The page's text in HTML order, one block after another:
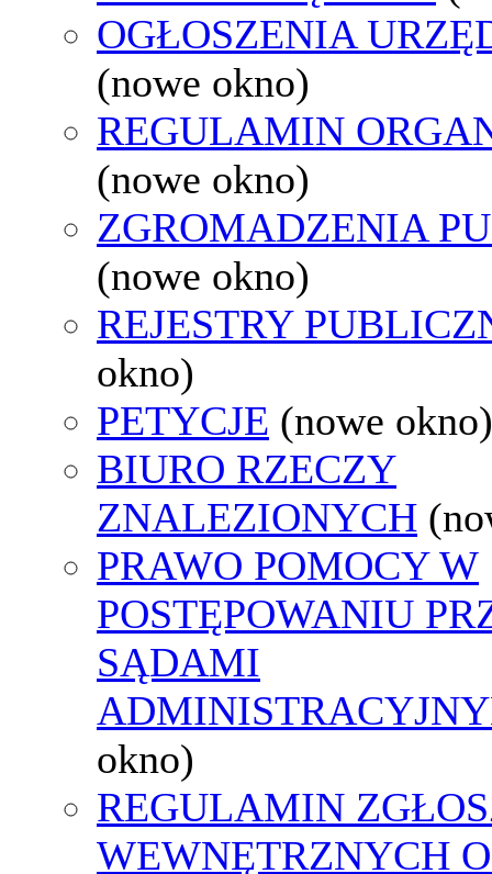
OGŁOSZENIA
(nowe okno)
REGULAMIN
(nowe okno)
ZGROMADZENIA
(nowe okno)
REJESTRY
okno)
PETYCJE (nowe okno)
BIURO RZECZY
ZNALEZIONYCH
PRAWO POMOCY W
POSTĘPOWANIU
SĄDAMI
okno)
REGULAMIN
WEWNĘTRZNYCH